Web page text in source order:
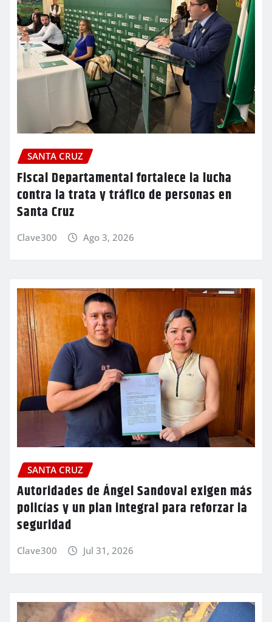
SANTA CRUZ
Fiscal Departamental fortalece la lucha
contra la trata y tráfico de personas en
Santa Cruz
Clave300 Ago 3, 2026
SANTA CRUZ
Autoridades de Ángel Sandoval exigen más
policías y un plan integral para reforzar la
seguridad
Clave300 Jul 31, 2026